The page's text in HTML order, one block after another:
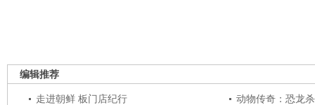
编辑推荐
走进朝鲜 板门店纪行
动物传奇：恐龙